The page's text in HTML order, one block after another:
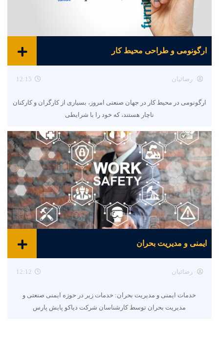
ارگونومی و طراحی محیط کار
رضائیان 12:15
ارگونومی در محیط کار در جهان صنعتی امروز، بسیاری از کارگران و کارکنان
ناچار هستند، که خود را با شرایطی
ایمنی و مدیریت بحران
رضائیان 12:12
خدمات ایمنی و مدیریت بحران: خدمات زیر در حوزه ایمنی صنعتی و
مدیریت بحران توسط کارشناسان شرکت دیاکو پایش پارس